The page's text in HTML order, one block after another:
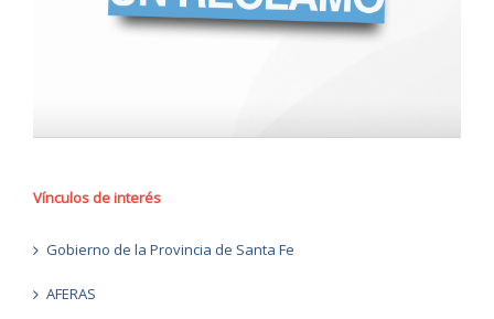
Vínculos de interés
Gobierno de la Provincia de Santa Fe
AFERAS